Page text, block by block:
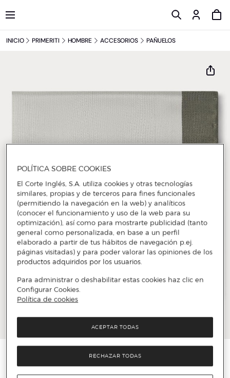
INICIO PRIMERITI HOMBRE ACCESORIOS PAÑUELOS
Pañuelo de hombre de bolsillo de seda pura
POLÍTICA SOBRE COOKIES
El Corte Inglés, S.A. utiliza cookies y otras tecnologías
similares, propias y de terceros para fines funcionales
(permitiendo la navegación en la web) y analíticos
(conocer el funcionamiento y uso de la web para su
optimización), así como para mostrarte publicidad (tanto
general como personalizada, en base a un perfil
elaborado a partir de tus hábitos de navegación p.ej.
páginas visitadas) y para poder valorar las opiniones de los
productos adquiridos por los usuarios.
Para administrar o deshabilitar estas cookies haz clic en
Configurar Cookies.
Política de cookies
RECHAZAR TODAS
ACEPTAR TODAS